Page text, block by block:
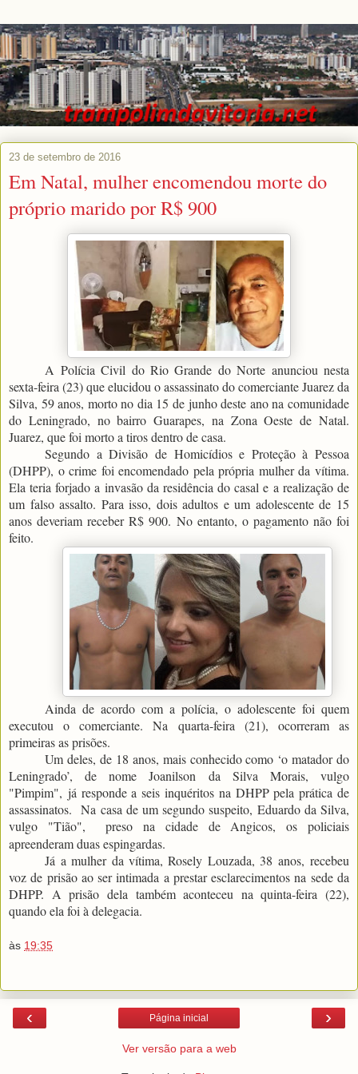
23 de setembro de 2016
Em Natal, mulher encomendou morte do
próprio marido por R$ 900
A Polícia Civil do Rio Grande do Norte anunciou nesta
sexta-feira (23) que elucidou o assassinato do comerciante Juarez da
Silva, 59 anos, morto no dia 15 de junho deste ano na comunidade
do Leningrado, no bairro Guarapes, na Zona Oeste de Natal.
Juarez, que foi morto a tiros dentro de casa.
Segundo a Divisão de Homicídios e Proteção à Pessoa
(DHPP), o crime foi encomendado pela própria mulher da vítima.
Ela teria forjado a invasão da residência do casal e a realização de
um falso assalto. Para isso, dois adultos e um adolescente de 15
anos deveriam receber R$ 900. No entanto, o pagamento não foi
feito.
Ainda de acordo com a polícia, o adolescente foi quem
executou o comerciante. Na quarta-feira (21), ocorreram as
primeiras as prisões.
Um deles, de 18 anos, mais conhecido como ‘o matador do
Leningrado’, de nome Joanilson da Silva Morais, vulgo
"Pimpim", já responde a seis inquéritos na DHPP pela prática de
assassinatos. Na casa de um segundo suspeito, Eduardo da Silva,
vulgo "Tião",
preso na cidade de Angicos, os policiais
apreenderam duas espingardas.
Já a mulher da vítima, Rosely Louzada, 38 anos, recebeu
voz de prisão ao ser intimada a prestar esclarecimentos na sede da
DHPP. A prisão dela também aconteceu na quinta-feira (22),
quando ela foi à delegacia.
às 19:35
‹ ›
Página inicial
Ver versão para a web